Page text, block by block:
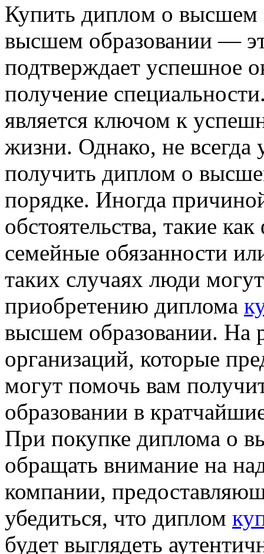
Купить диплoм o высшeм
высшем образовании —
подтверждает успешное
получение
является ключом к
жизни. Однако, не всегда
получить диплом о
порядке. Иногда
обстоятельства, такие
семейные обязанности
таких случаях люди
приобретению диплома
высшем образовании. На
организаций, которые
могут помочь вам
образовании в
При покупке диплома о
обращать внимание на
компании,
убедиться, что диплом
будет выглядеть